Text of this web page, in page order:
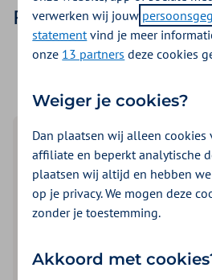
FemmeUp
vrouwen, met aandacht voor
verwerken wij jouw
statementvind je meer
onze 13 partners deze cookies
Weiger je cookies?
Dan plaatsen wij alleen
affiliate en beperkt analytische
plaatsen wij altijd en hebben
op je privacy. We mogen deze
zonder je toestemming.
Akkoord met